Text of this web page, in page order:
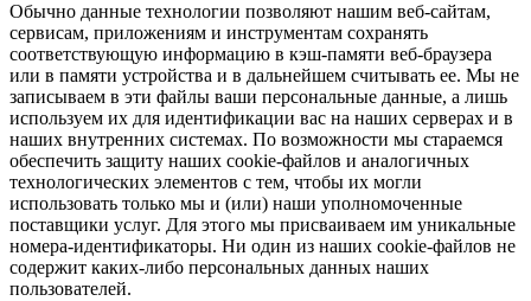
Обычно данные технологии позволяют нашим веб-сайтам,
сервисам, приложениям и инструментам сохранять
соответствующую информацию в кэш-памяти веб-браузера
или в памяти устройства и в дальнейшем считывать ее. Мы не
записываем в эти файлы ваши персональные данные, а лишь
используем их для идентификации вас на наших серверах и в
наших внутренних системах. По возможности мы стараемся
обеспечить защиту наших cookie-файлов и аналогичных
технологических элементов с тем, чтобы их могли
использовать только мы и (или) наши уполномоченные
поставщики услуг. Для этого мы присваиваем им уникальные
номера-идентификаторы. Ни один из наших cookie-файлов не
содержит каких-либо персональных данных наших
пользователей.